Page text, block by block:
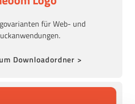
für Web- und
>